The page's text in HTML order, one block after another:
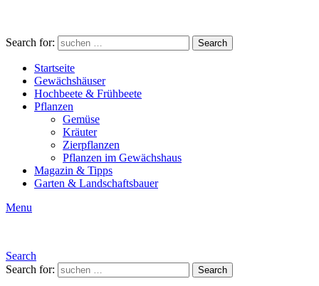
Search for: Search
Startseite
Gewächshäuser
Hochbeete & Frühbeete
Pflanzen
Gemüse
Kräuter
Zierpflanzen
Pflanzen im Gewächshaus
Magazin & Tipps
Garten & Landschaftsbauer
Menu
Search
Search for:
Search